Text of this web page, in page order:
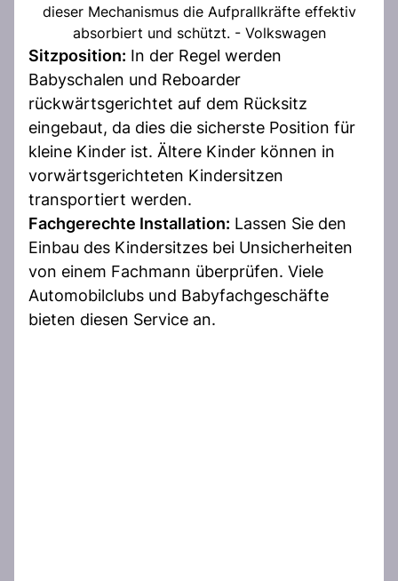
dieser Mechanismus die Aufprallkräfte effektiv
absorbiert und schützt. - Volkswagen
Sitzposition: In der Regel werden
Babyschalen und Reboarder
rückwärtsgerichtet auf dem Rücksitz
eingebaut, da dies die sicherste Position für
kleine Kinder ist. Ältere Kinder können in
vorwärtsgerichteten Kindersitzen
transportiert werden.
Fachgerechte Installation: Lassen Sie den
Einbau des Kindersitzes bei Unsicherheiten
von einem Fachmann überprüfen. Viele
Automobilclubs und Babyfachgeschäfte
bieten diesen Service an.